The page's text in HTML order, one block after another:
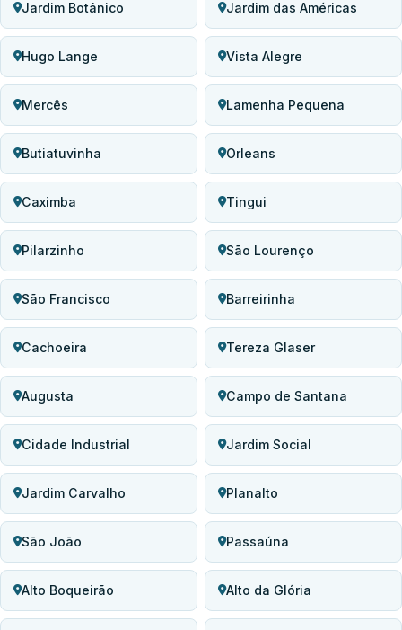
Jardim Botânico Jardim das Américas
Hugo Lange Vista Alegre
Mercês Lamenha Pequena
Butiatuvinha Orleans
Caximba Tingui
Pilarzinho São Lourenço
São Francisco Barreirinha
Cachoeira Tereza Glaser
Augusta Campo de Santana
Cidade Industrial Jardim Social
Jardim Carvalho Planalto
São João Passaúna
Alto Boqueirão Alto da Glória